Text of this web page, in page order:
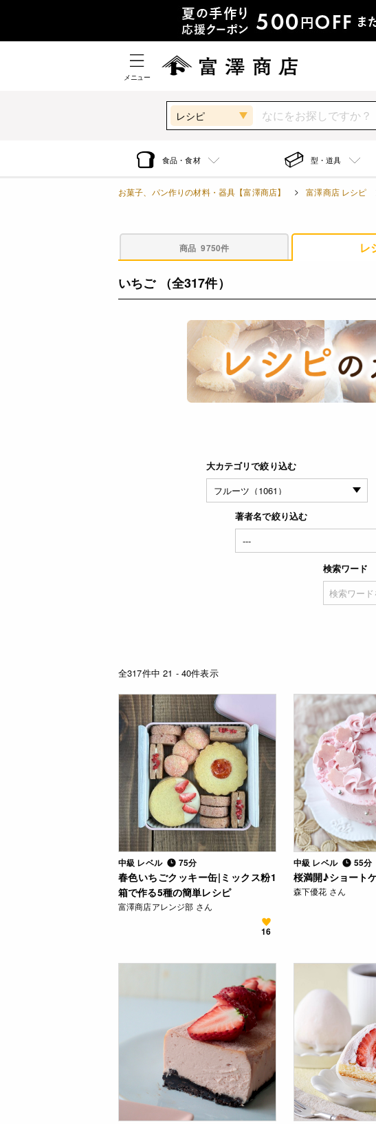
メニュー
レシピ
食品・食材 型・道具
お菓子、パン作りの材料・器具【富澤商店】 富澤商店 レシピ
商品 9750件 レ
いちご （全317件）
大カテゴリで絞り込む
著者名で絞り込む
検索ワード
全317件中 21 - 40件表示
中級 レベル 75分
春色いちごクッキー缶|ミックス粉1
箱で作る5種の簡単レシピ
富澤商店アレンジ部 さん
16
中級 レベル 55分
桜満開♪ショート
森下優花 さん